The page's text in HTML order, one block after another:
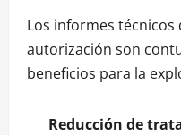
Los informes técnicos
autorización son
beneficios para la
Reducción de